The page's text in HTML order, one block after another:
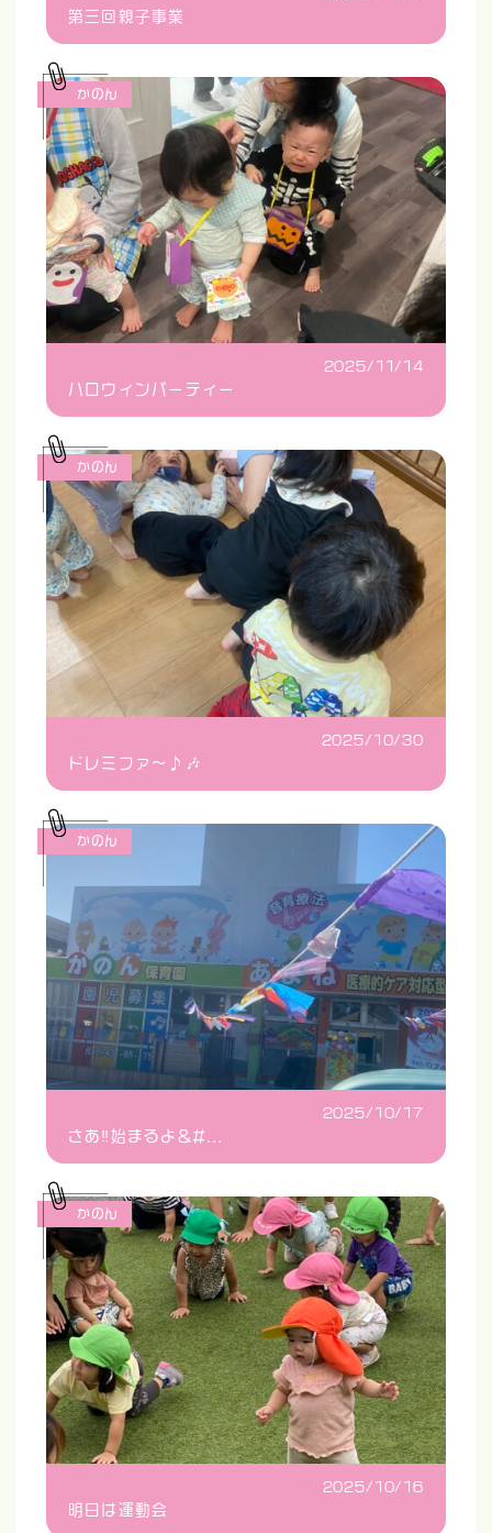
第三回親子事業
2025/11/14
ハロウィンパーティー
かのん
2025/10/30
ドレミファ〜♪🎶
かのん
2025/10/17
さあ‼️始まるよ&#...
かのん
2025/10/16
明日は運動会
かのん